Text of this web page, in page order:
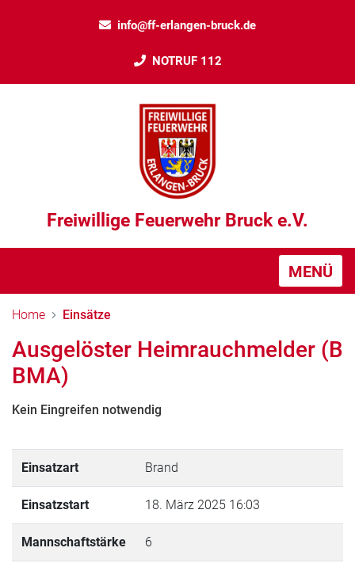
info@ff-erlangen-bruck.de
NOTRUF 112
Freiwillige Feuerwehr Bruck e.V.
MENÜ
Home Einsätze
Ausgelöster Heimrauchmelder (B
BMA)
Kein Eingreifen notwendig
Einsatzart Brand
Einsatzstart 18. März 2025 16:03
Mannschaftstärke 6